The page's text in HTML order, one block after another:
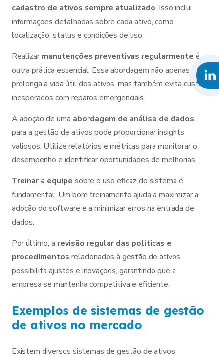
cadastro de ativos sempre atualizado. Isso inclui
informações detalhadas sobre cada ativo, como
localização, status e condições de uso.
Realizar manutenções preventivas regularmente é
outra prática essencial. Essa abordagem não apenas
prolonga a vida útil dos ativos, mas também evita custos
inesperados com reparos emergenciais.
A adoção de uma abordagem de análise de dados
para a gestão de ativos pode proporcionar insights
valiosos. Utilize relatórios e métricas para monitorar o
desempenho e identificar oportunidades de melhorias.
Treinar a equipe sobre o uso eficaz do sistema é
fundamental. Um bom treinamento ajuda a maximizar a
adoção do software e a minimizar erros na entrada de
dados.
Por último, a revisão regular das políticas e
procedimentos relacionados à gestão de ativos
possibilita ajustes e inovações, garantindo que a
empresa se mantenha competitiva e eficiente.
Exemplos de sistemas de gestão
de ativos no mercado
Existem diversos sistemas de gestão de ativos